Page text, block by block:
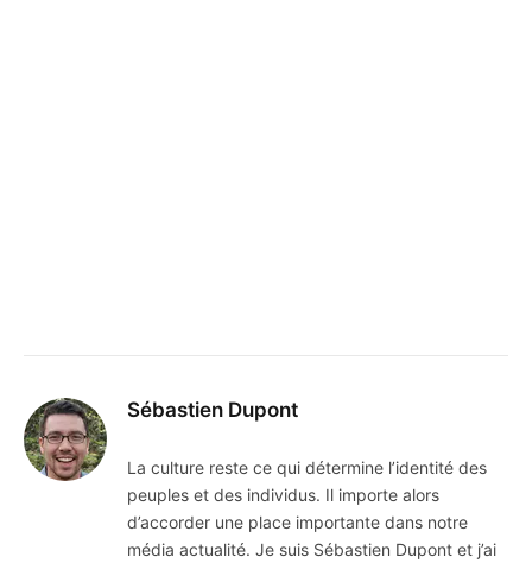
Sébastien Dupont
La culture reste ce qui détermine l’identité des
peuples et des individus. Il importe alors
d’accorder une place importante dans notre
média actualité. Je suis Sébastien Dupont et j’ai